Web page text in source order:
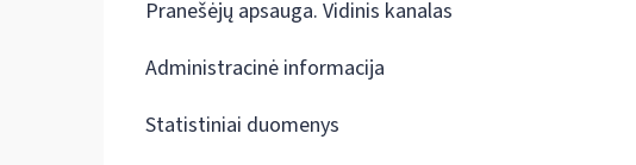
Pranešėjų apsauga. Vidinis kanalas
Administracinė informacija
Statistiniai duomenys